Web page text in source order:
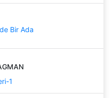
Bir Ada
1